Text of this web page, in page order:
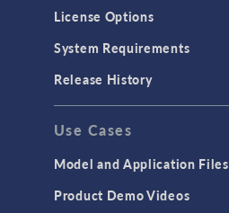
License Options
System Requirements
Release History
Use Cases
Model and Application Files
Product Demo Videos